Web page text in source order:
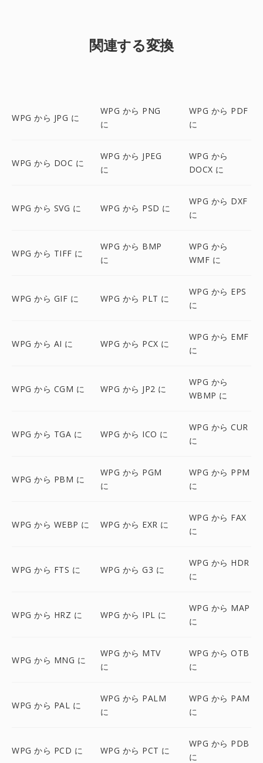
関連する変換
WPG から JPG に
WPG から PNG
に
WPG から PDF
に
WPG から DOC に
WPG から JPEG
に
WPG から
DOCX に
WPG から SVG に WPG から PSD に
WPG から DXF
に
WPG から TIFF に
WPG から BMP
に
WPG から
WMF に
WPG から GIF に WPG から PLT に
WPG から EPS
に
WPG から AI に WPG から PCX に
WPG から EMF
に
WPG から CGM に WPG から JP2 に
WPG から
WBMP に
WPG から TGA に WPG から ICO に
WPG から CUR
に
WPG から PBM に
WPG から PGM
に
WPG から PPM
に
WPG から WEBP に WPG から EXR に
WPG から FAX
に
WPG から FTS に WPG から G3 に
WPG から HDR
に
WPG から HRZ に WPG から IPL に
WPG から MAP
に
WPG から MNG に
WPG から MTV
に
WPG から OTB
に
WPG から PAL に
WPG から PALM
に
WPG から PAM
に
WPG から PCD に WPG から PCT に
WPG から PDB
に